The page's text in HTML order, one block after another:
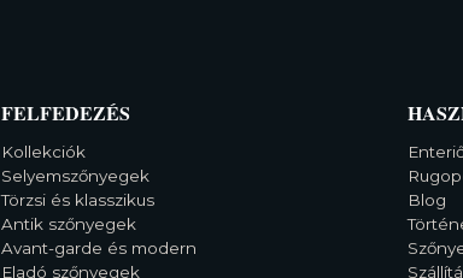
FELFEDEZÉS
Kollekciók
Selyemszőnyegek
Törzsi és klasszikus
Antik szőnyegek
Avant-garde és modern
Eladó szőnyegek
Blog